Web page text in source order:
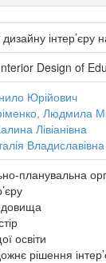
інтер’єру
Design of
Юрійович
Людмила
Лівіанівна
Владиславівна
планувальна
освіти
рішення